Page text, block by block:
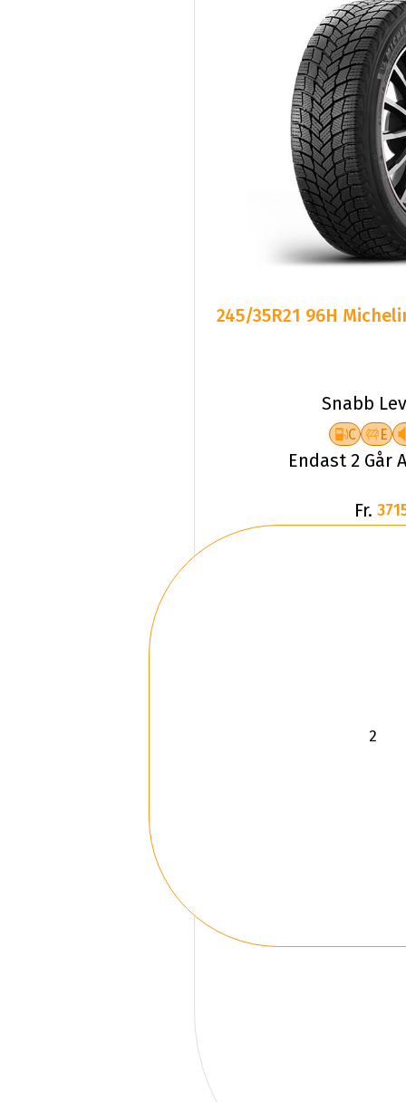
245/35R21 96H
Snabb
C E
Endast 2 Går
Fr.